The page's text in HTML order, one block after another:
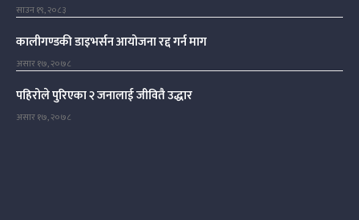
साउन १९, २०८३
कालीगण्डकी डाइभर्सन आयोजना रद्द गर्न माग
असार १७, २०७८
पहिरोले पुरिएका २ जनालाई जीवितै उद्धार
असार १७, २०७८